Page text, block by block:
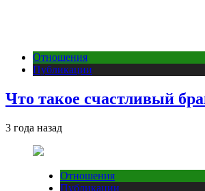
Отношения
Публикации
Что такое счастливый
3 года назад
Отношения
Публикации